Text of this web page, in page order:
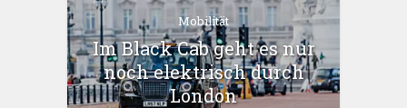
Mobilität
Im Black Cab geht es nur
noch elektrisch durch
London